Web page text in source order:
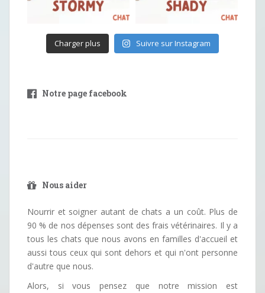
Charger plus Suivre sur Instagram
Notre page facebook
Nous aider
Nourrir et soigner autant de chats a un coût. Plus de
90 % de nos dépenses sont des frais vétérinaires. Il y a
tous les chats que nous avons en familles d'accueil et
aussi tous ceux qui sont dehors et qui n'ont personne
d'autre que nous.
Alors, si vous pensez que notre mission est